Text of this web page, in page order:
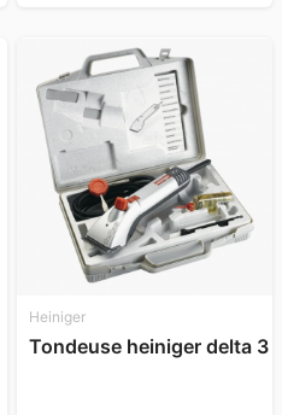
Heiniger
Tondeuse heiniger delta 3